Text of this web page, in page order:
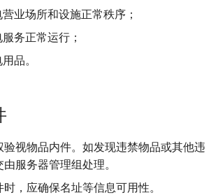
业场所和设施正常秩序；
务正常运行；
品。
验视物品内件。如发现违禁物品或其他违
服务器管理组处理。
，应确保名址等信息可用性。